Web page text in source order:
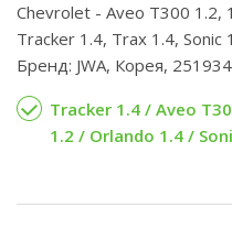
Chevrolet - Aveo T300 1.2,
Tracker 1.4, Trax 1.4, Sonic
Бренд: JWA, Корея,
Tracker 1.4 / Aveo
1.2 / Orlando 1.4 /